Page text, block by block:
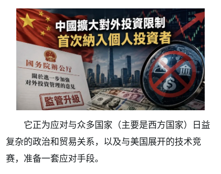
它正为应对与众多国家（主要是西方国家）日益
复杂的政治和贸易关系，以及与美国展开的技术竞
赛，准备一套应对手段。